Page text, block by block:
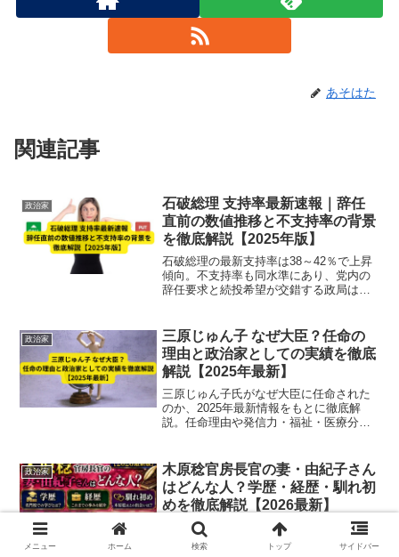
あそはた
関連記事
政治家
石破総理 支持率最新速報｜辞任
直前の数値推移と不支持率の背景
を徹底解説【2025年版】
石破総理の最新支持率は38～42％で上昇
傾向。不支持率も同水準にあり、党内の
辞任要求と続投希望が交錯する政局は膠
版】
政治家
三原じゅん子 なぜ大臣？任命の
理由と政治家としての実績を徹底
解説【2025年最新】
三原じゅん子氏がなぜ大臣に任命された
のか、2025年最新情報をもとに徹底解
説。任命理由や発信力・福祉・医療分野
政治家
木原稔官房長官の妻・由紀子さん
はどんな人？学歴・経歴・馴れ初
めを徹底解説【2026最新】
木原稔官房長官の妻・由紀子さんの学歴
や元JAL CAとしての経歴、馴れ初めから
メニュー ホーム 検索 トップ サイドバー